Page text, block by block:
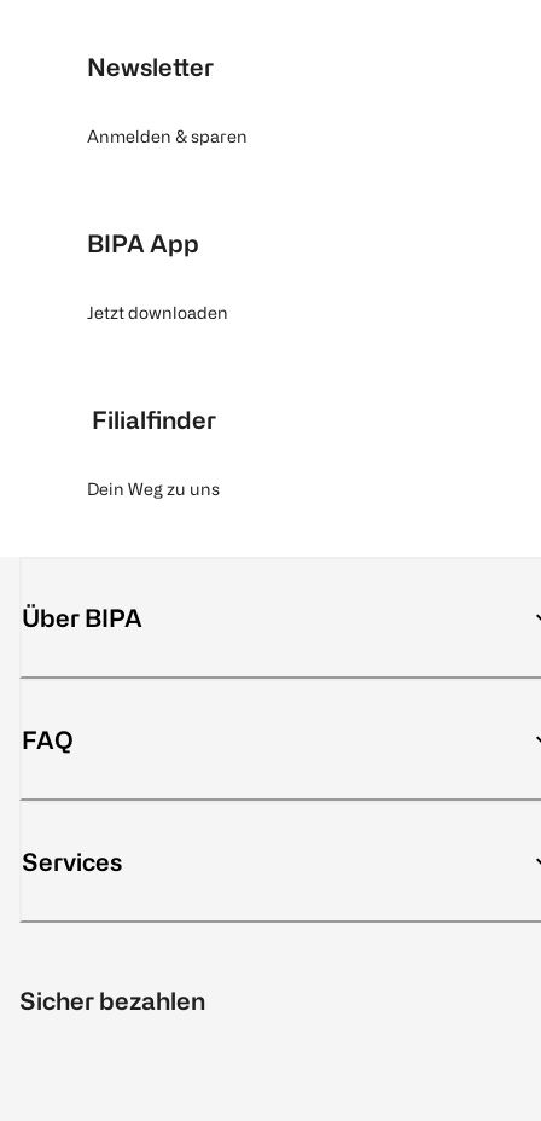
Newsletter
Anmelden & sparen
BIPA App
Jetzt downloaden
Filialfinder
Dein Weg zu uns
Über BIPA
FAQ
Services
Sicher bezahlen